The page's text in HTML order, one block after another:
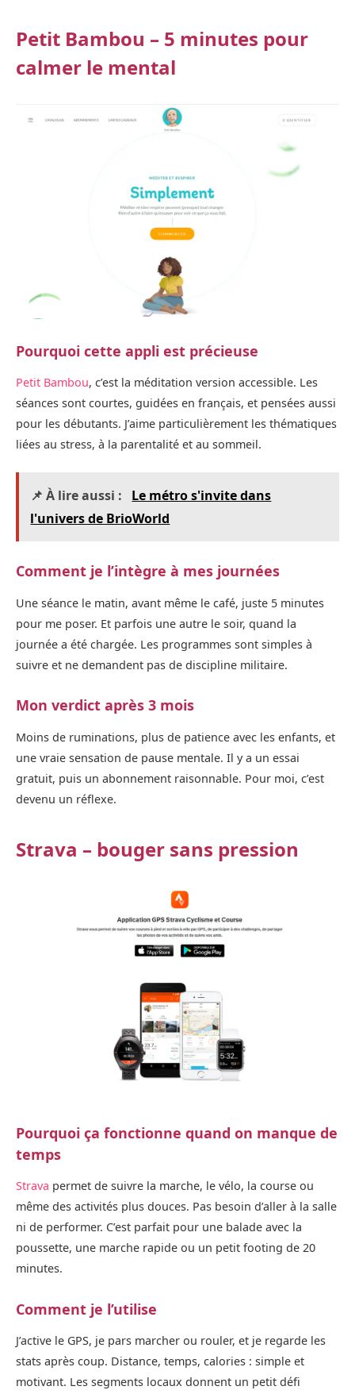
Petit Bambou – 5 minutes pour
calmer le mental
Pourquoi cette appli est précieuse
Petit Bambou, c’est la méditation version accessible. Les
séances sont courtes, guidées en français, et pensées aussi
pour les débutants. J’aime particulièrement les thématiques
liées au stress, à la parentalité et au sommeil.
📌 À lire aussi :
Le métro s'invite dans
l'univers de BrioWorld
Comment je l’intègre à mes journées
Une séance le matin, avant même le café, juste 5 minutes
pour me poser. Et parfois une autre le soir, quand la
journée a été chargée. Les programmes sont simples à
suivre et ne demandent pas de discipline militaire.
Mon verdict après 3 mois
Moins de ruminations, plus de patience avec les enfants, et
une vraie sensation de pause mentale. Il y a un essai
gratuit, puis un abonnement raisonnable. Pour moi, c’est
devenu un réflexe.
Strava – bouger sans pression
Pourquoi ça fonctionne quand on manque de
temps
Strava permet de suivre la marche, le vélo, la course ou
même des activités plus douces. Pas besoin d’aller à la salle
ni de performer. C’est parfait pour une balade avec la
poussette, une marche rapide ou un petit footing de 20
minutes.
Comment je l’utilise
J’active le GPS, je pars marcher ou rouler, et je regarde les
stats après coup. Distance, temps, calories : simple et
motivant. Les segments locaux donnent un petit défi